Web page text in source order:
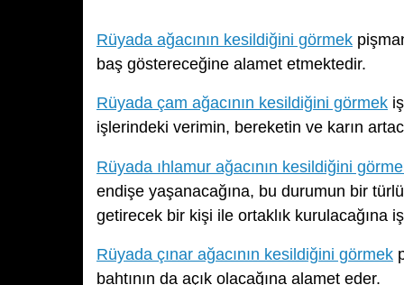
Rüyada ağacının kesildiğini görmek
baş göstereceğine alamet etmektedir.
Rüyada çam ağacının kesildiğini görmek
işlerindeki verimin, bereketin ve karın
Rüyada ıhlamur ağacının kesildiğini
endişe yaşanacağına, bu durumun bir
getirecek bir kişi ile ortaklık kurulacağına
Rüyada çınar ağacının kesildiğini görmek
bahtının da açık olacağına alamet eder.